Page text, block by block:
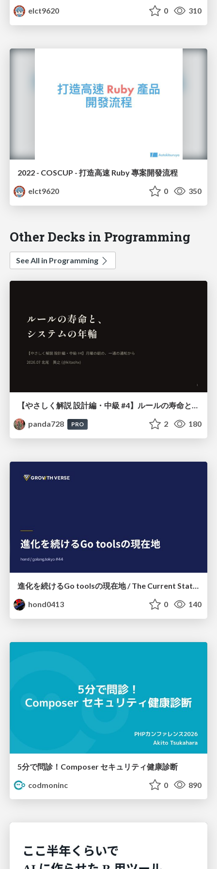
elct9620 0 310
2022 - COSCUP - 打造高速 Ruby 專案開發流程
elct9620
0 350
Other Decks in Programming
See All in Programming
panda728
PRO 2 180
進化を続けるGo toolsの現在地 / The Current State of Ever-Evolving Go Tools
hond0413
0 140
5分で問診！Composer セキュリティ健康診断
codmoninc
0 890